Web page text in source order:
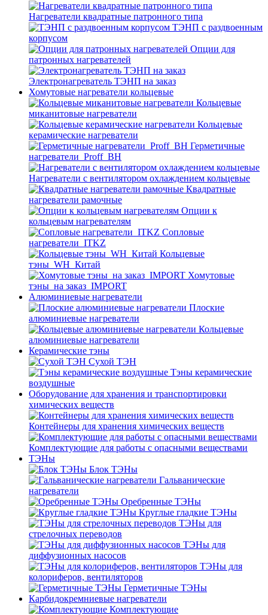
Нагреватели квадратные патронного типа
ТЭНП с раздвоенным
корпусом
Опции для
патронных нагревателей
Электронагреватель ТЭНП на заказ
Хомутовые нагреватели кольцевые
Кольцевые
миканитовые нагреватели
Кольцевые
керамические нагреватели
Герметичные
нагреватели_Proff_BH
Нагреватели с вентилятором охлаждением кольцевые
Квадратные
нагреватели рамочные
Опции к
кольцевым нагревателям
Cопловые
нагреватели_ITKZ
Кольцевые
тэны_WH_Китай
Хомутовые
тэны_на заказ_IMPORT
Алюминиевые нагреватели
Плоские
алюминиевые нагреватели
Кольцевые
алюминиевые нагреватели
Керамические тэны
Сухой ТЭН
Тэны керамические
воздушные
Оборудование для хранения и транспортировки
химических веществ
Контейнеры для хранения химических веществ
Комплектующие для работы с опасными веществами
ТЭНы
Блок ТЭНы
Гальванические
нагреватели
Оребренные ТЭНы
Круглые гладкие ТЭНы
ТЭНы для
стрелочных переводов
ТЭНы для
диффузионных насосов
ТЭНы для
колориферов, вентиляторов
Герметичные ТЭНы
Карбидокремниевые нагреватели
Комплектующие